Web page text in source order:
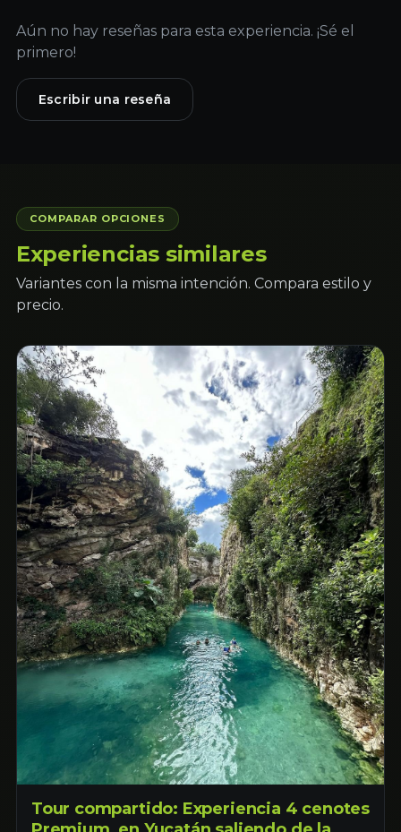
Aún no hay reseñas para esta experiencia. ¡Sé el
primero!
Escribir una reseña
COMPARAR OPCIONES
Experiencias similares
Variantes con la misma intención. Compara estilo y
precio.
Tour compartido: Experiencia 4 cenotes